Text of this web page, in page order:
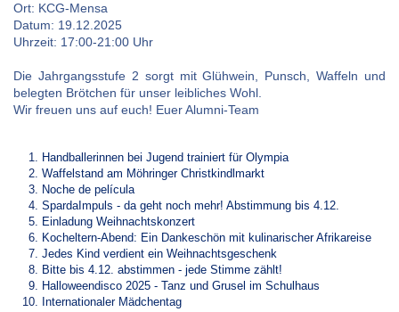
Ort: KCG-Mensa
Datum: 19.12.2025
Uhrzeit: 17:00-21:00 Uhr
Die Jahrgangsstufe 2 sorgt mit Glühwein, Punsch, Waffeln und
belegten Brötchen für unser leibliches Wohl.
Wir freuen uns auf euch! Euer Alumni-Team
Handballerinnen bei Jugend trainiert für Olympia
Waffelstand am Möhringer Christkindlmarkt
Noche de película
SpardaImpuls - da geht noch mehr! Abstimmung bis 4.12.
Einladung Weihnachtskonzert
Kocheltern-Abend: Ein Dankeschön mit kulinarischer Afrikareise
Jedes Kind verdient ein Weihnachtsgeschenk
Bitte bis 4.12. abstimmen - jede Stimme zählt!
Halloweendisco 2025 - Tanz und Grusel im Schulhaus
Internationaler Mädchentag